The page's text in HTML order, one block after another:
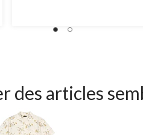
des articles